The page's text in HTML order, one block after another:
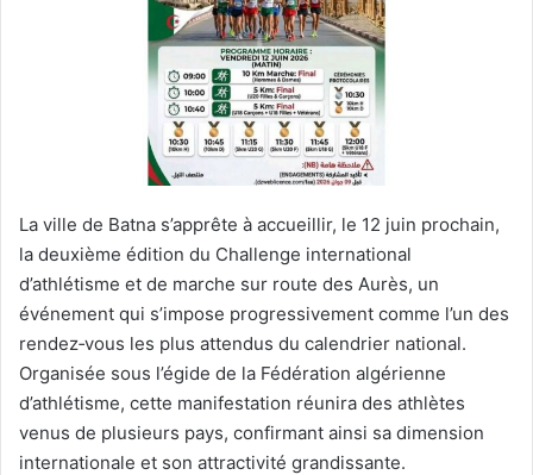
La ville de Batna s’apprête à accueillir, le 12 juin prochain,
la deuxième édition du Challenge international
d’athlétisme et de marche sur route des Aurès, un
événement qui s’impose progressivement comme l’un des
rendez‑vous les plus attendus du calendrier national.
Organisée sous l’égide de la Fédération algérienne
d’athlétisme, cette manifestation réunira des athlètes
venus de plusieurs pays, confirmant ainsi sa dimension
internationale et son attractivité grandissante.